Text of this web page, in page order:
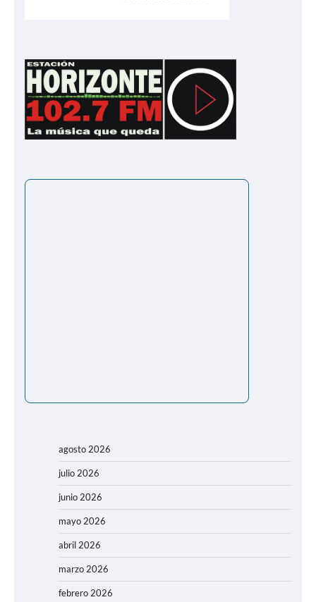
agosto 2026
julio 2026
junio 2026
mayo 2026
abril 2026
marzo 2026
febrero 2026